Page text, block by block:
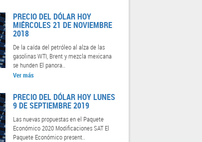
PRECIO DEL DÓLAR HOY
MIÉRCOLES 21 DE NOVIEMBRE
2018
De la caída del petróleo al alza de las
gasolinas WTI, Brent y mezcla mexicana
se hunden El panora..
Ver más
PRECIO DEL DÓLAR HOY LUNES
9 DE SEPTIEMBRE 2019
Las nuevas propuestas en el Paquete
Económico 2020 Modificaciones SAT El
Paquete Económico present..